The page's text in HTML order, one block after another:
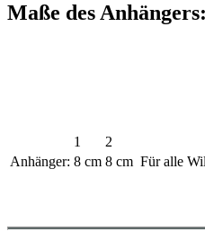
Maße des Anhängers:
1
2
Anhänger: 8 cm 8 cm Für alle